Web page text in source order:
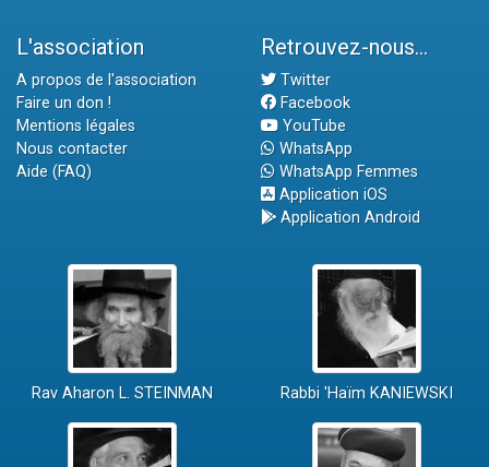
L'association
A propos de l'association
Faire un don !
Mentions légales
Nous contacter
Aide (FAQ)
Retrouvez-nous...
Twitter
Facebook
YouTube
WhatsApp
WhatsApp Femmes
Application iOS
Application Android
Rav Aharon L. STEINMAN Rabbi 'Haïm KANIEWSKI